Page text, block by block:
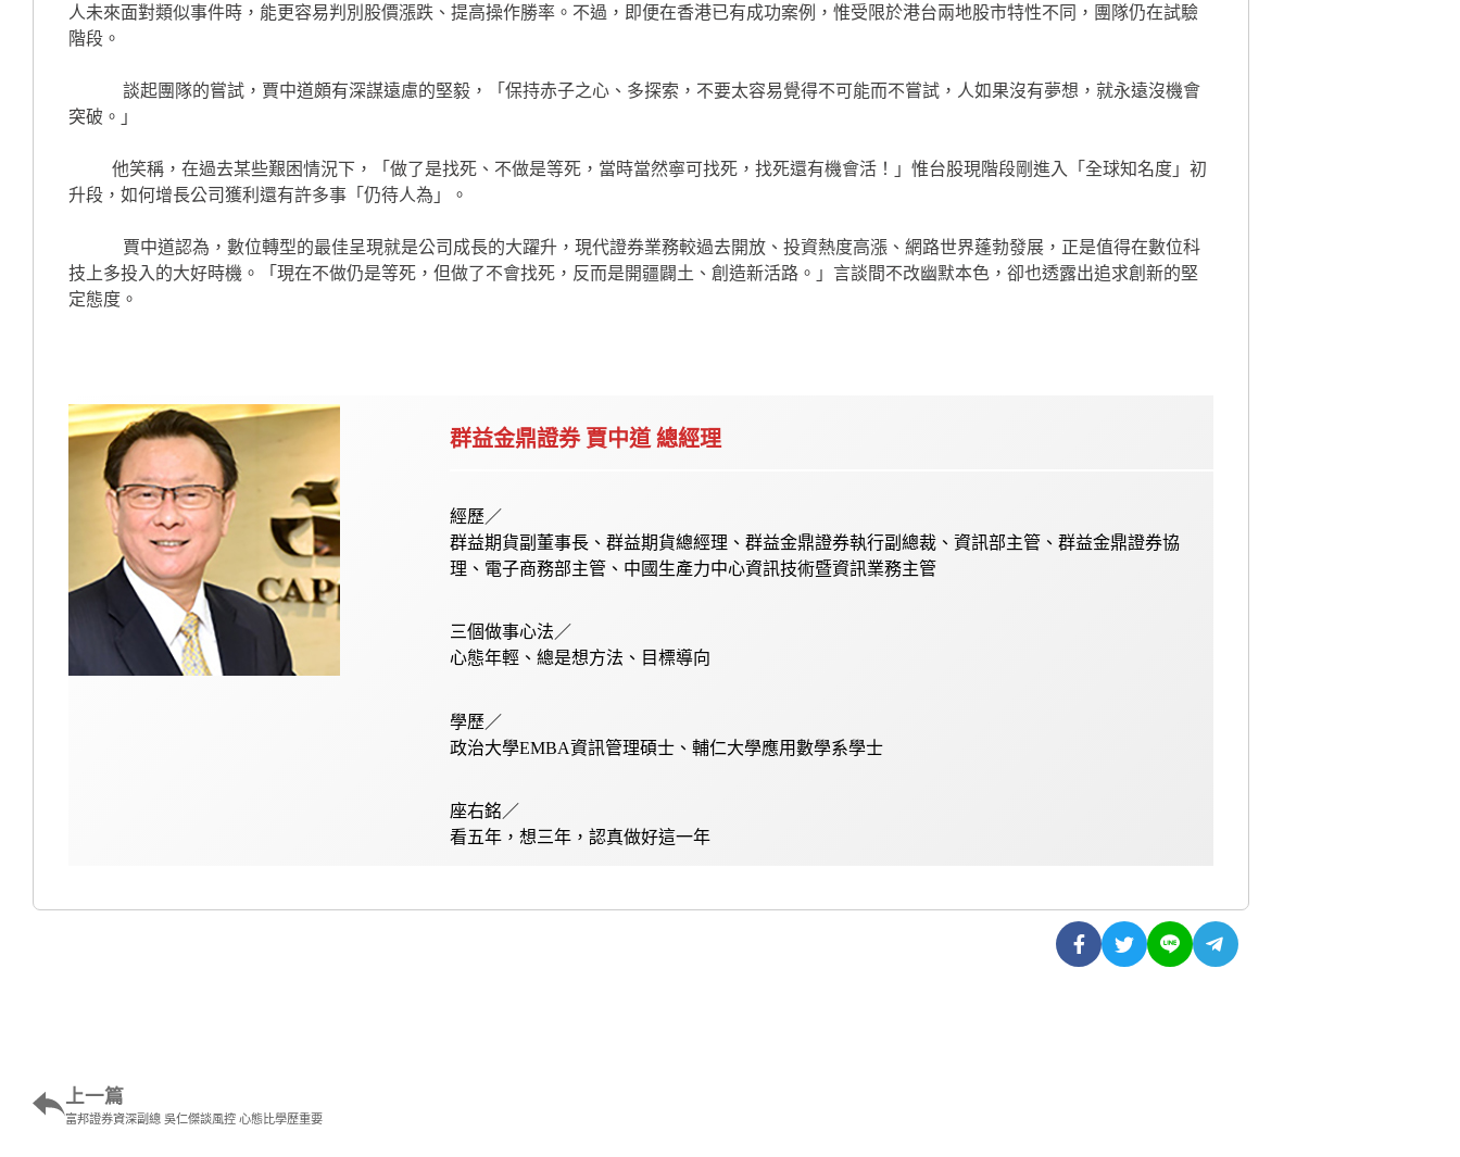
人未來面對類似事件時，能更容易判別股價漲跌、提高操作勝率。不過，即便在香港已有成功案例，惟受限於港台兩地股市特性不同，團隊仍在試驗
階段。
突破。」
升段，如何增長公司獲利還有許多事「仍待人為」。
技上多投入的大好時機。「現在不做仍是等死，但做了不會找死，反而是開疆闢土、創造新活路。」言談間不改幽默本色，卻也透露出追求創新的堅
定態度。
群益金鼎證券 賈中道 總經理
經歷／
群益期貨副董事長、群益期貨總經理、群益金鼎證券執行副總裁、資訊部主管、群益金鼎證券協
理、電子商務部主管、中國生產力中心資訊技術暨資訊業務主管
三個做事心法／
心態年輕、總是想方法、目標導向
學歷／
政治大學EMBA資訊管理碩士、輔仁大學應用數學系學士
座右銘／
看五年，想三年，認真做好這一年
上一篇
富邦證券資深副總 吳仁傑談風控 心態比學歷重要